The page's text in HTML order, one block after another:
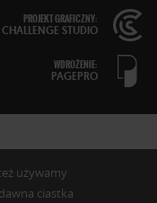
PROJEKT GRAFICZNY:
CHALLENGE STUDIO
WDROŻENIE:
PAGEPRO
używamy
ciastka